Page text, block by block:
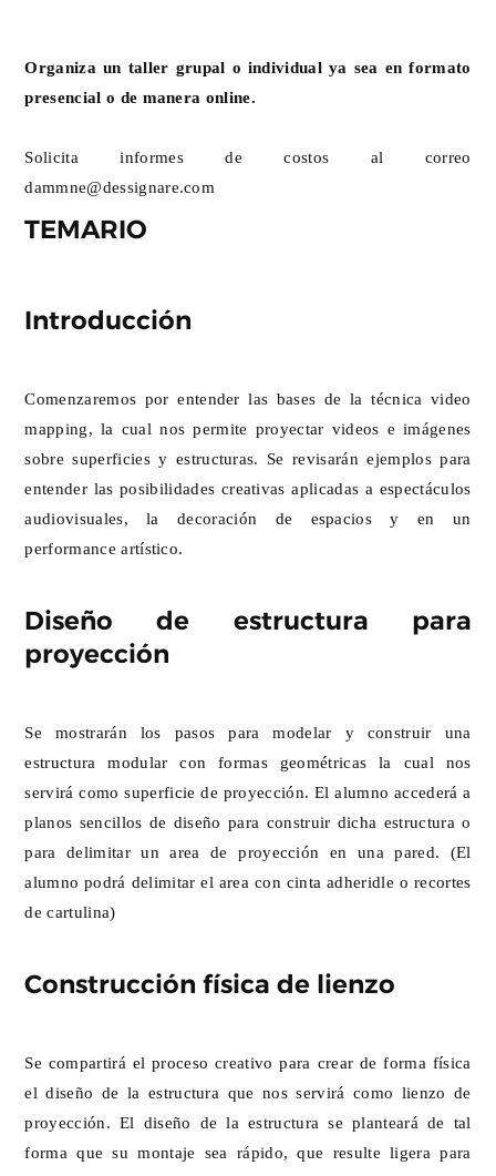
Organiza un taller grupal o individual ya sea en formato
presencial o de manera online.
Solicita informes de costos al correo
dammne@dessignare.com
TEMARIO
Introducción
Comenzaremos por entender las bases de la técnica video
mapping, la cual nos permite proyectar videos e imágenes
sobre superficies y estructuras. Se revisarán ejemplos para
entender las posibilidades creativas aplicadas a espectáculos
audiovisuales, la decoración de espacios y en un
performance artístico.
Diseño de estructura para
proyección
Se mostrarán los pasos para modelar y construir una
estructura modular con formas geométricas la cual nos
servirá como superficie de proyección. El alumno accederá a
planos sencillos de diseño para construir dicha estructura o
para delimitar un area de proyección en una pared. (El
alumno podrá delimitar el area con cinta adheridle o recortes
de cartulina)
Construcción física de lienzo
Se compartirá el proceso creativo para crear de forma física
el diseño de la estructura que nos servirá como lienzo de
proyección. El diseño de la estructura se planteará de tal
forma que su montaje sea rápido, que resulte ligera para